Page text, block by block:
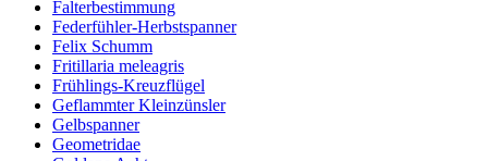
Falterbestimmung
Federfühler-Herbstspanner
Felix Schumm
Fritillaria meleagris
Frühlings-Kreuzflügel
Geflammter Kleinzünsler
Gelbspanner
Geometridae